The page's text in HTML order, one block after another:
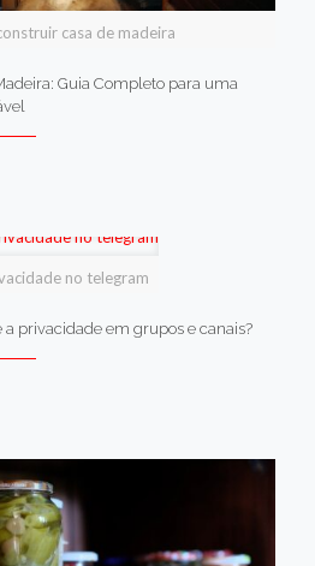
casa de madeira
Guia Completo para uma
no telegram
privacidade em grupos e canais?